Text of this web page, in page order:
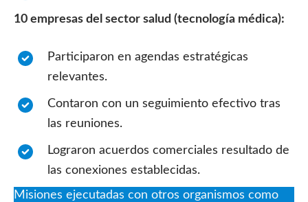
10 empresas del sector salud (tecnología médica):
Participaron en agendas estratégicas
relevantes.
Contaron con un seguimiento efectivo tras
las reuniones.
Lograron acuerdos comerciales resultado de
las conexiones establecidas.
Misiones ejecutadas con otros organismos como